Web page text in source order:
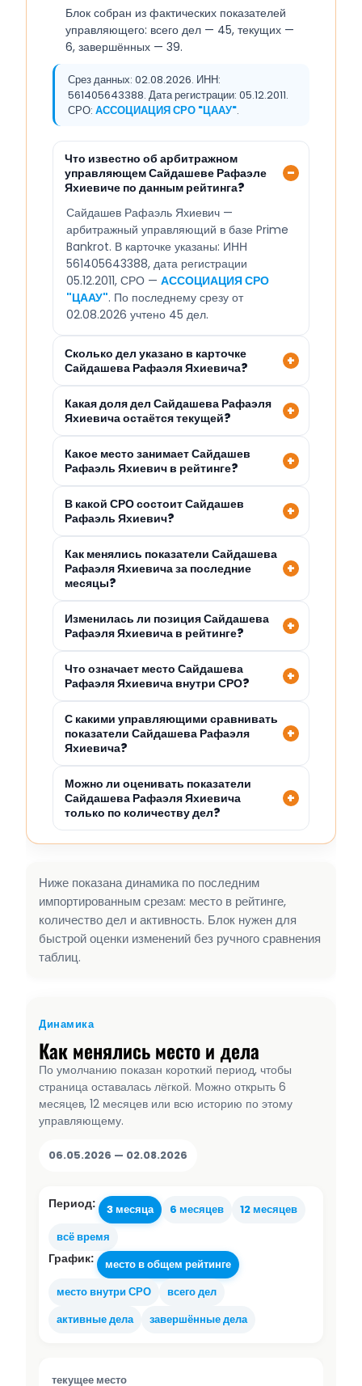
Блок собран из фактических показателей
управляющего: всего дел — 45, текущих —
6, завершённых — 39.
Срез данных: 02.08.2026. ИНН:
561405643388. Дата регистрации: 05.12.2011.
СРО: АССОЦИАЦИЯ СРО "ЦААУ".
Что известно об арбитражном
управляющем Сайдашеве Рафаэле
Яхиевиче по данным рейтинга?
Сайдашев Рафаэль Яхиевич —
арбитражный управляющий в базе Prime
Bankrot. В карточке указаны: ИНН
561405643388, дата регистрации
05.12.2011, СРО — АССОЦИАЦИЯ СРО
"ЦААУ". По последнему срезу от
02.08.2026 учтено 45 дел.
Сколько дел указано в карточке
Сайдашева Рафаэля Яхиевича?
Какая доля дел Сайдашева Рафаэля
Яхиевича остаётся текущей?
Какое место занимает Сайдашев
Рафаэль Яхиевич в рейтинге?
В какой СРО состоит Сайдашев
Рафаэль Яхиевич?
Как менялись показатели Сайдашева
Рафаэля Яхиевича за последние
месяцы?
Изменилась ли позиция Сайдашева
Рафаэля Яхиевича в рейтинге?
Что означает место Сайдашева
Рафаэля Яхиевича внутри СРО?
С какими управляющими сравнивать
показатели Сайдашева Рафаэля
Яхиевича?
Можно ли оценивать показатели
Сайдашева Рафаэля Яхиевича
только по количеству дел?
Ниже показана динамика по последним
импортированным срезам: место в рейтинге,
количество дел и активность. Блок нужен для
быстрой оценки изменений без ручного сравнения
таблиц.
Динамика
Как менялись место и дела
По умолчанию показан короткий период, чтобы
страница оставалась лёгкой. Можно открыть 6
месяцев, 12 месяцев или всю историю по этому
управляющему.
06.05.2026 — 02.08.2026
Период: 3 месяца 6 месяцев
12 месяцев
всё время
График:
место в общем рейтинге
место внутри СРО
всего дел
активные дела
завершённые дела
текущее место